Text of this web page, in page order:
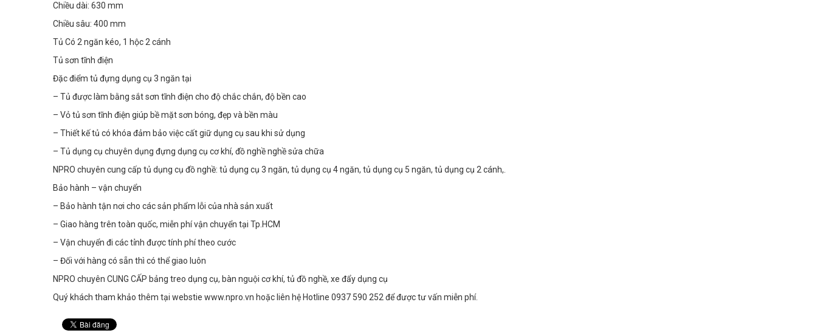
Chiều dài: 630 mm
Chiều sâu: 400 mm
Tủ Có 2 ngăn kéo, 1 hộc 2 cánh
Tủ sơn tĩnh điện
Đặc điểm tủ đựng dụng cụ 3 ngăn tại
– Tủ được làm bằng sắt sơn tĩnh điện cho độ chắc chắn, độ bền cao
– Vỏ tủ sơn tĩnh điện giúp bề mặt sơn bóng, đẹp và bền màu
– Thiết kế tủ có khóa đảm bảo việc cất giữ dụng cụ sau khi sử dụng
– Tủ dụng cụ chuyên dụng đựng dụng cụ cơ khí, đồ nghề nghề sửa chữa
NPRO chuyên cung cấp tủ dụng cụ đồ nghề: tủ dụng cụ 3 ngăn, tủ dụng cụ 4 ngăn, tủ dụng cụ 5 ngăn, tủ dụng cụ 2 cánh,.
Bảo hành – vận chuyển
– Bảo hành tận nơi cho các sản phẩm lỗi của nhà sản xuất
– Giao hàng trên toàn quốc, miễn phí vận chuyển tại Tp.HCM
– Vận chuyển đi các tỉnh được tính phí theo cước
– Đối với hàng có sẵn thì có thể giao luôn
NPRO chuyên CUNG CẤP bảng treo dụng cụ, bàn nguội cơ khí, tủ đồ nghề, xe đẩy dụng cụ
Quý khách tham khảo thêm tại webstie www.npro.vn hoặc liên hệ Hotline 0937 590 252 để được tư vấn miễn phí.